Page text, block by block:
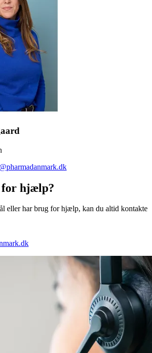
hjælp?
eller har brug for hjælp, kan du altid kontakte